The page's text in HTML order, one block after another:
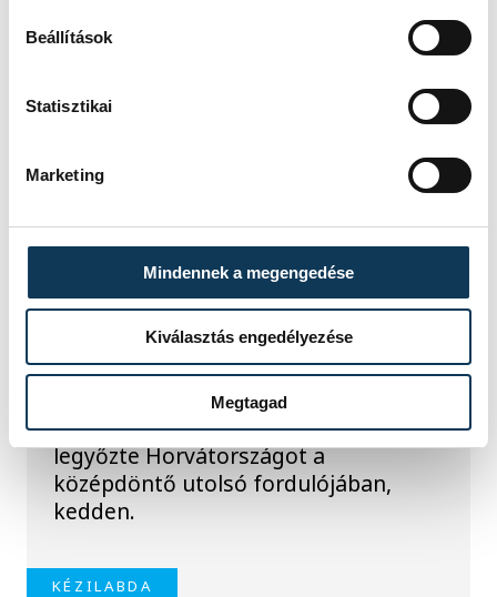
Beállítások
Statisztikai
Marketing
Mindennek a megengedése
Kiválasztás engedélyezése
Megtagad
TOVÁBBI CIKKEK
Eb: a horvátok
legyőzésével
negyeddöntős a magyar
válogatott
A magyar férfi ifjúsági kézilabda-
válogatott negyeddöntőbe jutott a
Belgrádban zajló korosztályos
Európa-bajnokságon, mivel 37-32-re
legyőzte Horvátországot a
középdöntő utolsó fordulójában,
kedden.
KÉZILABDA